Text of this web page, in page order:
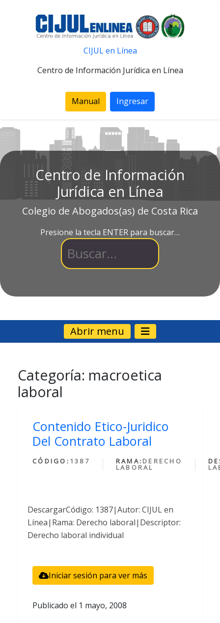
CIJUL en Línea
Centro de Información Jurídica en Línea
Manual Ingresar
Centro de Información
Jurídica en Línea
Colegio de Abogados(as) de Costa Rica
Presione la tecla ENTER para buscar…
Abrir menu
Categoría: macroetica
laboral
Contenido Etico-Juridico
Del Contrato Laboral
CÓDIGO: 1387 RAMA: DERECHO
LABORAL
DescargarCódigo: 1387|Autor: CIJUL en
Línea|Rama: Derecho laboral|Descriptor:
Derecho laboral individual
Iniciar sesión para ver más
Publicado el 1 mayo, 2008